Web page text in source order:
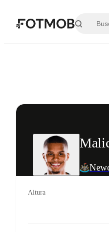
Altura